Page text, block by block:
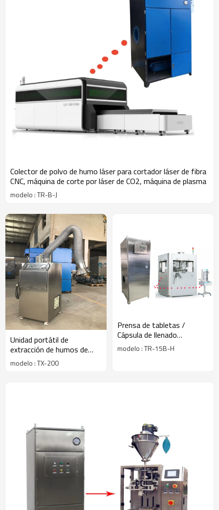
Colector de polvo de humo láser para cortador láser de fibra
CNC, máquina de corte por láser de CO2, máquina de plasma
modelo : TR-B-J
Unidad portátil de
extracción de humos de
alta presión portátil para
soldadura, corte térmico,
modelo : TX-200
Prensa de tabletas /
Cápsula de llenado
Deduster Cartucho
Extractor de polvo
modelo : TR-15B-H